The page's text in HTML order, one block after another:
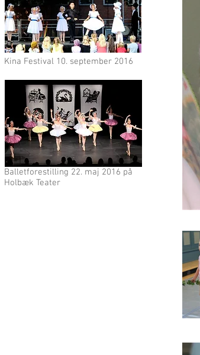
Kina Festival 10. september 2016
Balletforestilling 22. maj 2016 på
Holbæk Teater